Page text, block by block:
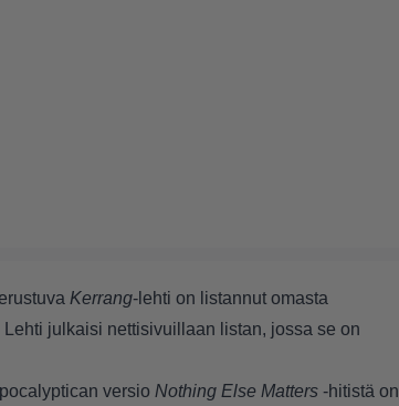
Kerrang-lehti on listannut omasta
julkaisi nettisivuillaan listan, jossa se on
versio Nothing Else Matters -hitistä on